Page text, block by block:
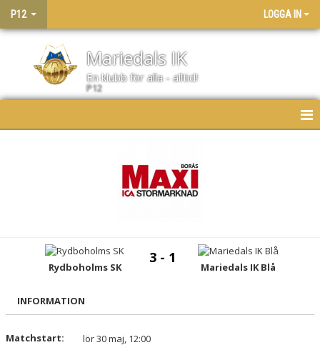
P12 LOGGA IN
Mariedals IK
En klubb för alla - alltid!
P12
BILDGALLERI
Rydboholms SK
3 - 1
Mariedals IK Blå
INFORMATION
Matchstart:
lör 30 maj, 12:00